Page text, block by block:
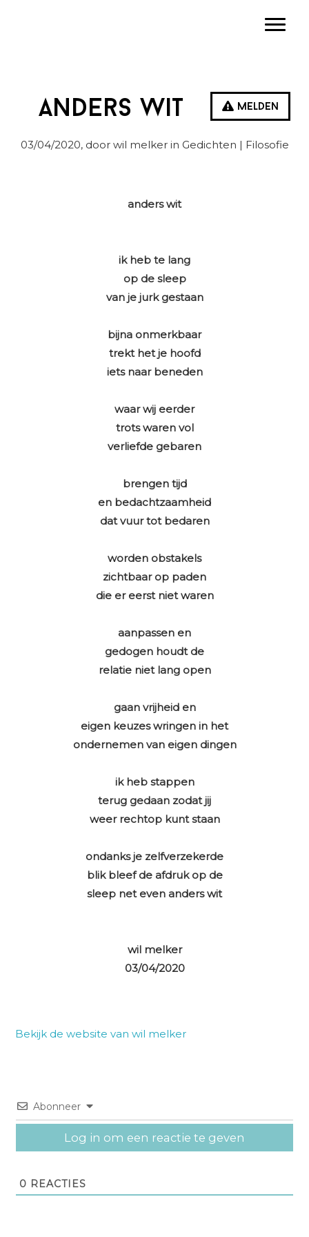
Melden
Anders wit
03/04/2020, door wil melker in Gedichten | Filosofie
anders wit
ik heb te lang
op de sleep
van je jurk gestaan
bijna onmerkbaar
trekt het je hoofd
iets naar beneden
waar wij eerder
trots waren vol
verliefde gebaren
brengen tijd
en bedachtzaamheid
dat vuur tot bedaren
worden obstakels
zichtbaar op paden
die er eerst niet waren
aanpassen en
gedogen houdt de
relatie niet lang open
gaan vrijheid en
eigen keuzes wringen in het
ondernemen van eigen dingen
ik heb stappen
terug gedaan zodat jij
weer rechtop kunt staan
ondanks je zelfverzekerde
blik bleef de afdruk op de
sleep net even anders wit
wil melker
03/04/2020
Bekijk de website van wil melker
Abonneer
Log in om een reactie te geven
0 REACTIES